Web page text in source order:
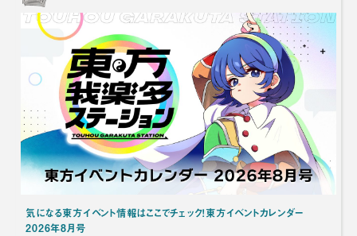
気になる東方イベント情報はここでチェック！東方イベントカレンダー
2026年8月号